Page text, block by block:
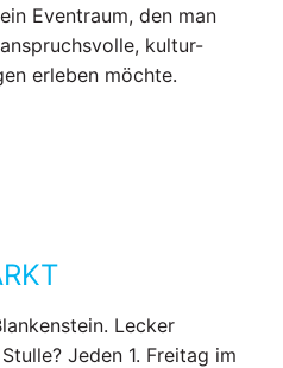
Eventraum, den man
kultur-
erleben möchte.
Lecker
Jeden 1. Freitag im